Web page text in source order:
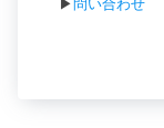
▶ 問い合わせ